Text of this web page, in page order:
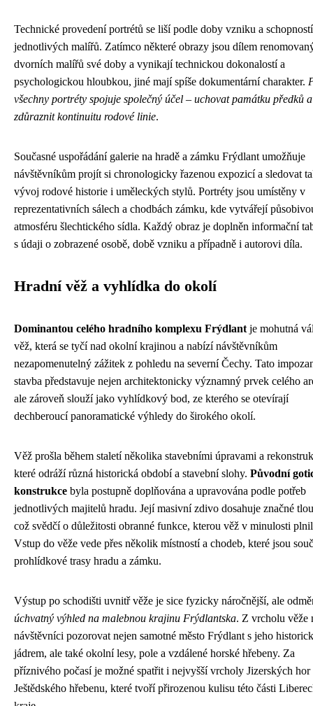
Technické provedení portrétů se liší podle doby vzniku a schopností
jednotlivých malířů. Zatímco některé obrazy jsou dílem
dvorních malířů své doby a vynikají technickou dokonalostí a
psychologickou hloubkou, jiné mají spíše dokumentární charakter.
všechny portréty spojuje společný účel – uchovat památku předků a
zdůraznit kontinuitu rodové linie.
Současné uspořádání galerie na hradě a zámku Frýdlant umožňuje
návštěvníkům projít si chronologicky řazenou expozicí a sledovat
vývoj rodové historie i uměleckých stylů. Portréty jsou umístěny v
reprezentativních sálech a chodbách zámku, kde vytvářejí
atmosféru šlechtického sídla. Každý obraz je doplněn informační
s údaji o zobrazené osobě, době vzniku a případně i autorovi díla.
Hradní věž a vyhlídka do okolí
Dominantou celého hradního komplexu Frýdlant je mohutná
věž, která se tyčí nad okolní krajinou a nabízí návštěvníkům
nezapomenutelný zážitek z pohledu na severní Čechy. Tato
stavba představuje nejen architektonicky významný prvek celého
ale zároveň slouží jako vyhlídkový bod, ze kterého se otevírají
dechberoucí panoramatické výhledy do širokého okolí.
Věž prošla během staletí několika stavebními úpravami a
které odráží různá historická období a stavební slohy. Původní
konstrukce byla postupně doplňována a upravována podle potřeb
jednotlivých majitelů hradu. Její masivní zdivo dosahuje značné
což svědčí o důležitosti obranné funkce, kterou věž v minulosti
Vstup do věže vede přes několik místností a chodeb, které jsou
prohlídkové trasy hradu a zámku.
Výstup po schodišti uvnitř věže je sice fyzicky náročnější, ale
úchvatný výhled na malebnou krajinu Frýdlantska. Z vrcholu věže
návštěvníci pozorovat nejen samotné město Frýdlant s jeho
jádrem, ale také okolní lesy, pole a vzdálené horské hřebeny. Za
příznivého počasí je možné spatřit i nejvyšší vrcholy Jizerských hor
Ještědského hřebenu, které tvoří přirozenou kulisu této části